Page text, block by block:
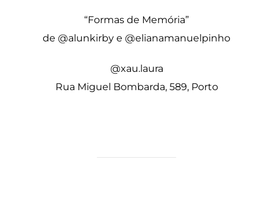
“Formas de Memória”
de @alunkirby e @elianamanuelpinho
@xau.laura
Rua Miguel Bombarda, 589, Porto